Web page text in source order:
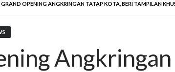
GRAND OPENING ANGKRINGAN TATAP KOTA, BERI TAMPILAN
Angkringan